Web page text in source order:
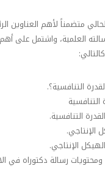
متضمناً لأهم العناوين
العلمية، واشتمل على
التنافسية؟.
التنافسية.
الإنتاجي.
الإنتاجي.
رسالة دكتوراه في